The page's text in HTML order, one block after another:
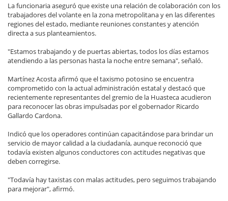
La funcionaria aseguró que existe una relación de colaboración con los
trabajadores del volante en la zona metropolitana y en las diferentes
regiones del estado, mediante reuniones constantes y atención
directa a sus planteamientos.
"Estamos trabajando y de puertas abiertas, todos los días estamos
atendiendo a las personas hasta la noche entre semana", señaló.
Martínez Acosta afirmó que el taxismo potosino se encuentra
comprometido con la actual administración estatal y destacó que
recientemente representantes del gremio de la Huasteca acudieron
para reconocer las obras impulsadas por el gobernador Ricardo
Gallardo Cardona.
Indicó que los operadores continúan capacitándose para brindar un
servicio de mayor calidad a la ciudadanía, aunque reconoció que
todavía existen algunos conductores con actitudes negativas que
deben corregirse.
"Todavía hay taxistas con malas actitudes, pero seguimos trabajando
para mejorar", afirmó.